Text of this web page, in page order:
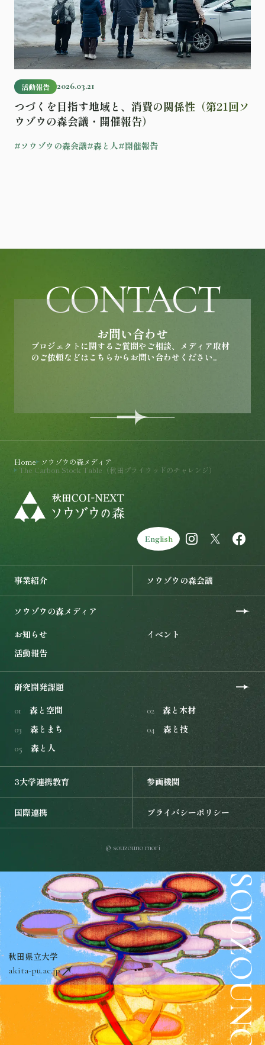
活動報告 2026.03.21
つづくを目指す地域と、消費の関係性（第21回ソ
ウゾウの森会議・開催報告）
#ソウゾウの森会議#森と人#開催報告
CONTACT
お問い合わせ
プロジェクトに関するご質問やご相談、メディア取材
のご依頼などはこちらからお問い合わせください。
お問い合わせページを開く
Home
ソウゾウの森メディア
The Carbon Stock Table（秋田プライウッドのチャレンジ）
English
事業紹介 ソウゾウの森会議
ソウゾウの森メディア
お知らせ
イベント
活動報告
研究開発課題
01
森と空間 02
森と木材
03
森とまち 04
森と技
05
森と人
3大学連携教育 参画機関
国際連携
プライバシーポリシーを開く
プライバシーポリシー
© souzouno mori
秋田県立大学
akita-pu.ac.jp